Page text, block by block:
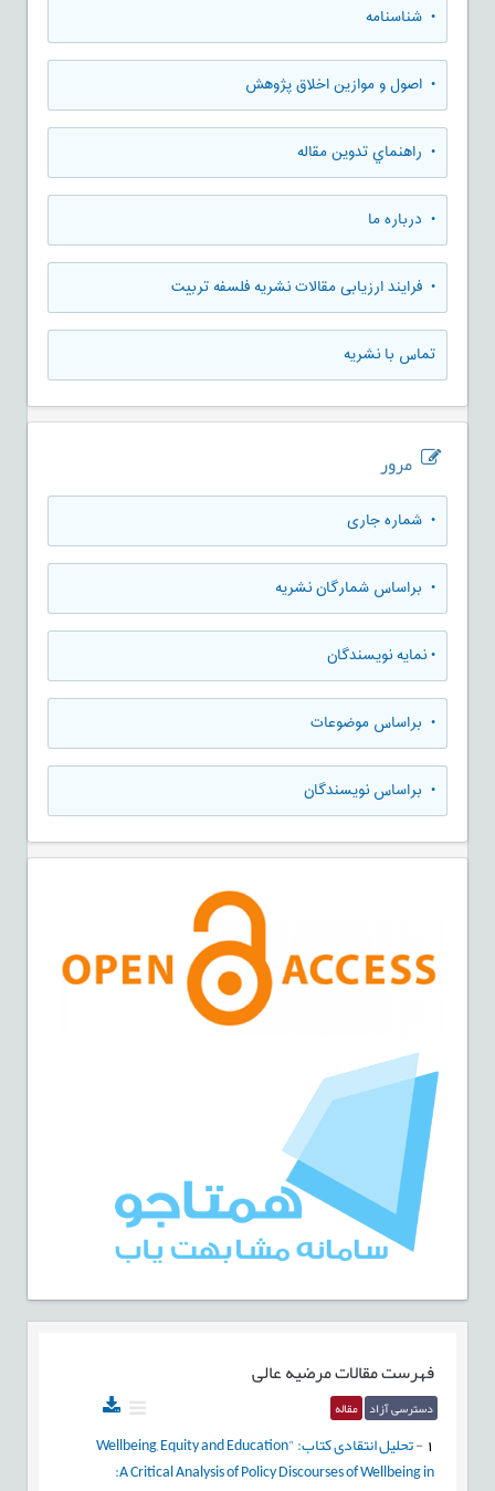
• شناسنامه
• اصول و موازین اخلاق پژوهش
• راهنماي تدوين مقاله
• درباره ما
• فرایند ارزیابی مقالات نشریه فلسفه تربیت
تماس با نشریه
مرور
• شماره جاری
• براساس شمارگان نشریه
•نمایه نویسندگان
• براساس موضوعات
• براساس نویسندگان
فهرست مقالاتمرضیه عالی
دسترسی آزاد مقاله
-
تحلیل انتقادی کتاب: "Wellbeing, Equity and Education
:A Critical Analysis of Policy Discourses of Wellbeing in